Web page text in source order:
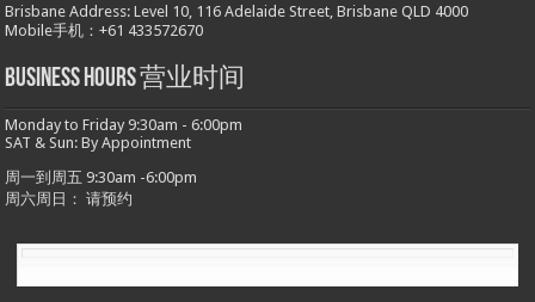
Brisbane Address: Level 10, 116 Adelaide Street, Brisbane QLD 4000
Mobile手机：+61 433572670
Business hours 营业时间
Monday to Friday 9:30am - 6:00pm
SAT & Sun: By Appointment
周一到周五 9:30am -6:00pm
周六周日： 请预约